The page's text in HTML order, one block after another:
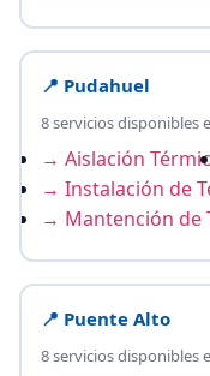
📍 Pudahuel
8 servicios disponibles
→ Aislación
→ Instalación de
→ Mantención de
📍 Puente Alto
8 servicios disponibles